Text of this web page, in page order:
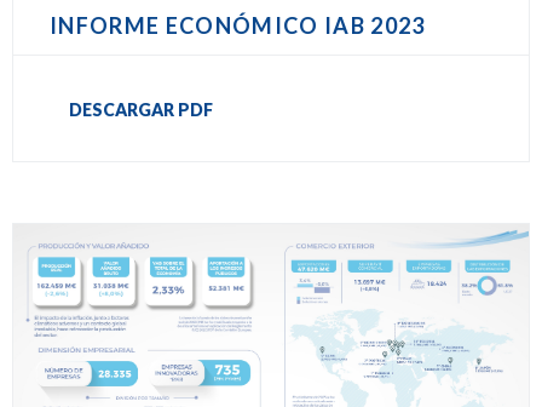
INFORME ECONÓMICO IAB 2023
DESCARGAR PDF